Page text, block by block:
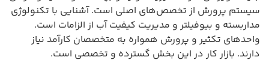
سیستم پرورش از تخصص‌های اصلی است. آشنایی با تکنولوژی
مداربسته و بیوفیلتر و مدیریت کیفیت آب از الزامات است.
واحدهای تکثیر و پرورش همواره به متخصصان کارآمد نیاز
دارند. بازار کار در این بخش گسترده و تخصصی است.